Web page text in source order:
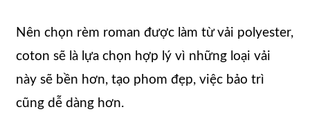
Nên chọn rèm roman được làm từ vải polyester,
coton sẽ là lựa chọn hợp lý vì những loại vải
này sẽ bền hơn, tạo phom đẹp, việc bảo trì
cũng dễ dàng hơn.